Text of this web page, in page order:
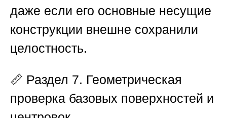
даже если его основные несущие
конструкции внешне сохранили
целостность.
📏 Раздел 7. Геометрическая
проверка базовых поверхностей и